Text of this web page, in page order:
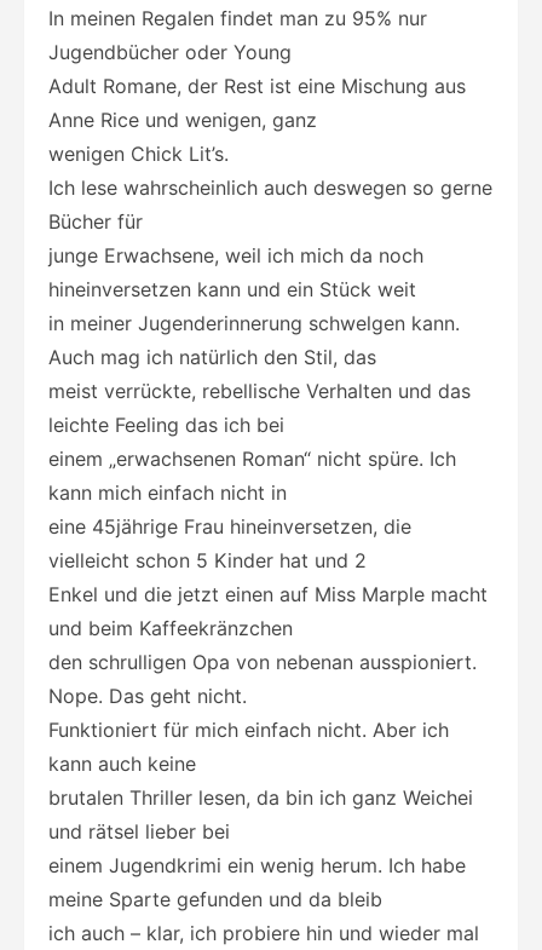
In meinen Regalen findet man zu 95% nur
Jugendbücher oder Young
Adult Romane, der Rest ist eine Mischung aus
Anne Rice und wenigen, ganz
wenigen Chick Lit’s.
Ich lese wahrscheinlich auch deswegen so gerne
Bücher für
junge Erwachsene, weil ich mich da noch
hineinversetzen kann und ein Stück weit
in meiner Jugenderinnerung schwelgen kann.
Auch mag ich natürlich den Stil, das
meist verrückte, rebellische Verhalten und das
leichte Feeling das ich bei
einem „erwachsenen Roman“ nicht spüre. Ich
kann mich einfach nicht in
eine 45jährige Frau hineinversetzen, die
vielleicht schon 5 Kinder hat und 2
Enkel und die jetzt einen auf Miss Marple macht
und beim Kaffeekränzchen
den schrulligen Opa von nebenan ausspioniert.
Nope. Das geht nicht.
Funktioniert für mich einfach nicht. Aber ich
kann auch keine
brutalen Thriller lesen, da bin ich ganz Weichei
und rätsel lieber bei
einem Jugendkrimi ein wenig herum. Ich habe
meine Sparte gefunden und da bleib
ich auch – klar, ich probiere hin und wieder mal